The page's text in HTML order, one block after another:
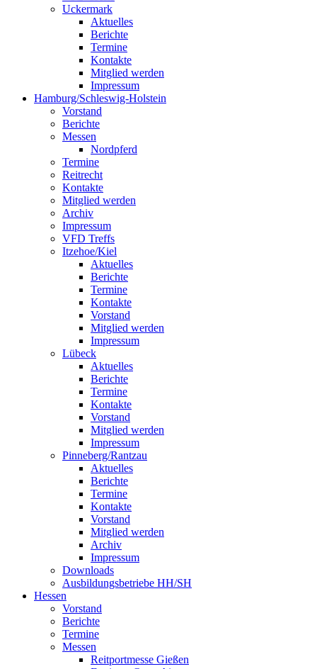
Uckermark
Aktuelles
Berichte
Termine
Kontakte
Mitglied werden
Impressum
Hamburg/Schleswig-Holstein
Vorstand
Berichte
Messen
Nordpferd
Termine
Reitrecht
Kontakte
Mitglied werden
Archiv
Impressum
VFD Treffs
Itzehoe/Kiel
Aktuelles
Berichte
Termine
Kontakte
Vorstand
Mitglied werden
Impressum
Lübeck
Aktuelles
Berichte
Termine
Kontakte
Vorstand
Mitglied werden
Impressum
Pinneberg/Rantzau
Aktuelles
Berichte
Termine
Kontakte
Vorstand
Mitglied werden
Archiv
Impressum
Downloads
Ausbildungsbetriebe HH/SH
Hessen
Vorstand
Berichte
Termine
Messen
Reitportmesse Gießen